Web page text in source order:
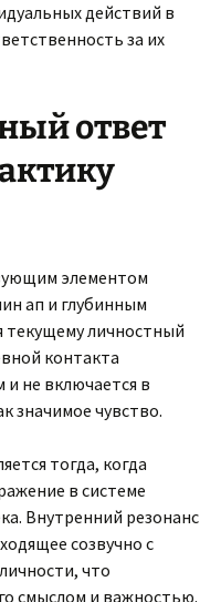
действий в
за их
ответ
элементом
ап и глубинным
текущему личностный
контакта
не включается в
значимое чувство.
тогда, когда
в системе
Внутренний резонанс
созвучно с
что
смыслом и важностью.